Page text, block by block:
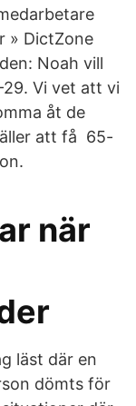
» DictZone
Noah vill
Vi vet att vi
åt de
att få 65-
när
läst där en
dömts för